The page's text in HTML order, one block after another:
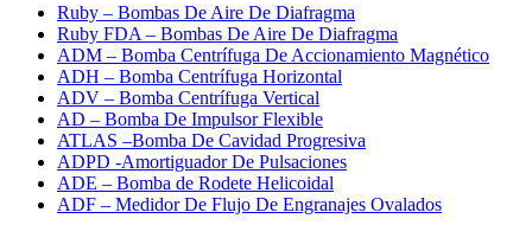
Ruby – Bombas De Aire De Diafragma
Ruby FDA – Bombas De Aire De Diafragma
ADM – Bomba Centrífuga De Accionamiento Magnético
ADH – Bomba Centrífuga Horizontal
ADV – Bomba Centrífuga Vertical
AD – Bomba De Impulsor Flexible
ATLAS –Bomba De Cavidad Progresiva
ADPD -Amortiguador De Pulsaciones
ADE – Bomba de Rodete Helicoidal
ADF – Medidor De Flujo De Engranajes Ovalados